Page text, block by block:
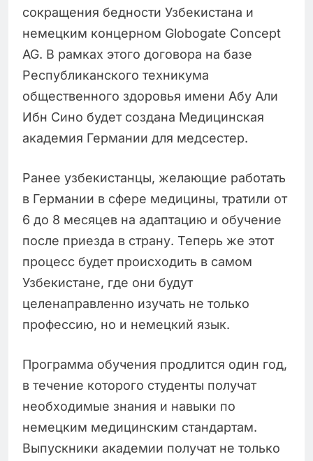
сокращения бедности Узбекистана и
немецким концерном Globogate Concept
AG. В рамках этого договора на базе
Республиканского техникума
общественного здоровья имени Абу Али
Ибн Сино будет создана Медицинская
академия Германии для медсестер.
Ранее узбекистанцы, желающие работать
в Германии в сфере медицины, тратили от
6 до 8 месяцев на адаптацию и обучение
после приезда в страну. Теперь же этот
процесс будет происходить в самом
Узбекистане, где они будут
целенаправленно изучать не только
профессию, но и немецкий язык.
Программа обучения продлится один год,
в течение которого студенты получат
необходимые знания и навыки по
немецким медицинским стандартам.
Выпускники академии получат не только